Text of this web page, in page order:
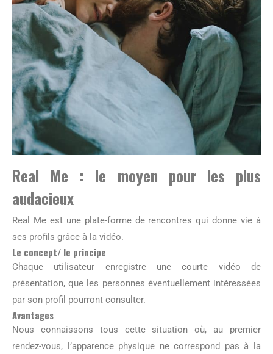
Real Me : le moyen pour les plus
audacieux
Real Me est une plate-forme de rencontres qui donne vie à
ses profils grâce à la vidéo.
Le concept/ le principe
Chaque utilisateur enregistre une courte vidéo de
présentation, que les personnes éventuellement intéressées
par son profil pourront consulter.
Avantages
Nous connaissons tous cette situation où, au premier
rendez-vous, l’apparence physique ne correspond pas à la